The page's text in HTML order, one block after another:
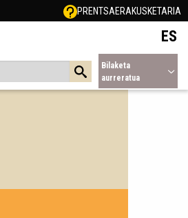
PRENTSAERAKUSKETARIA
ES
Bilaketa
aurreratua